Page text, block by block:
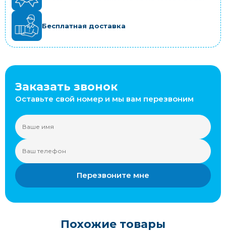
Бесплатная доставка
Заказать звонок
Оставьте свой номер и мы вам перезвоним
Перезвоните мне
Похожие товары